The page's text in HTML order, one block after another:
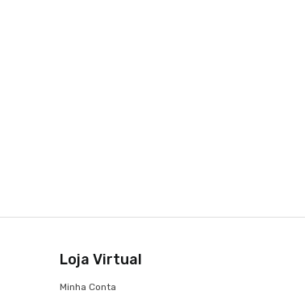
Loja Virtual
Minha Conta